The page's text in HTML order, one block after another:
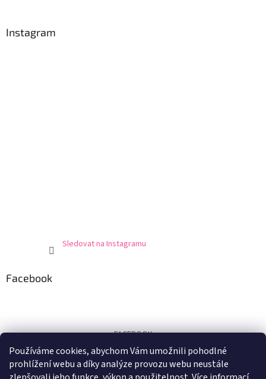
Používáme cookies, abychom Vám umožnili pohodlné
prohlížení webu a díky analýze provozu webu neustále
Instagram
Sledovat na Instagramu
Facebook
FACEBOOK
Certifikát